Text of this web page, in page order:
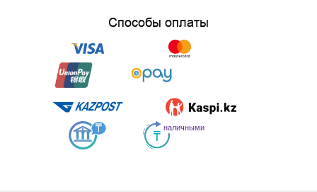
Способы оплаты